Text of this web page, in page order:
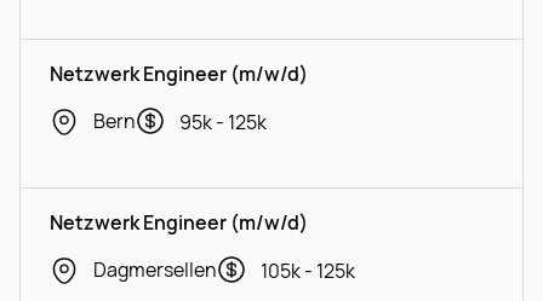
Netzwerk Engineer (m/w/d)
Bern
95k - 125k
Netzwerk Engineer (m/w/d)
Dagmersellen
105k - 125k